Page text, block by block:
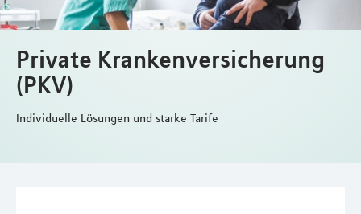
Private Krankenversicherung
(PKV)
Individuelle Lösungen und starke Tarife